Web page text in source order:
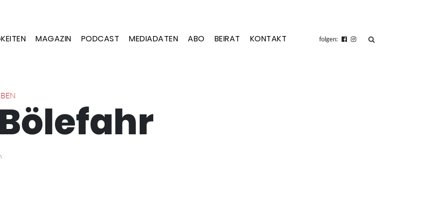
MAGAZIN PODCAST MEDIADATEN ABO BEIRAT KONTAKT folgen: suchen